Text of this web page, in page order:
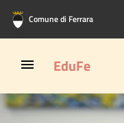
Vai al contenuto principale
Vai al footer
Comune di Ferrara
EduFe